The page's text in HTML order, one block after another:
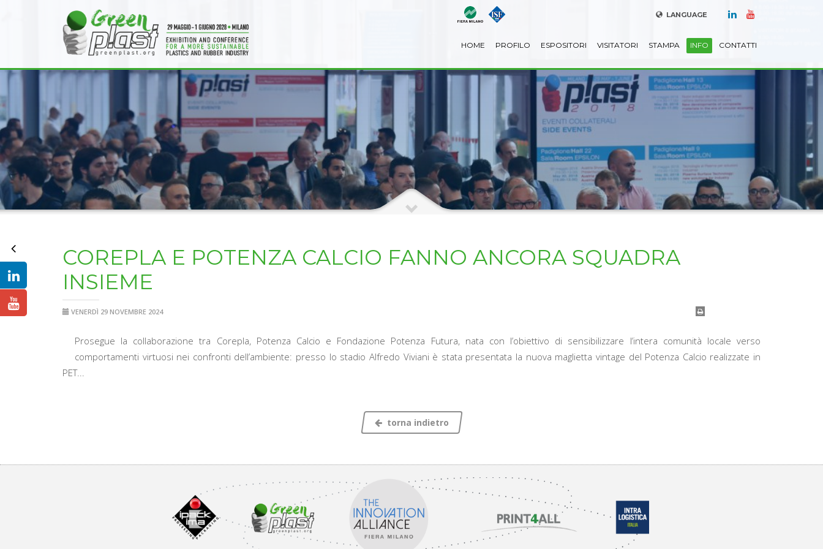
LANGUAGE
HOME PROFILO ESPOSITORI VISITATORI STAMPA INFO CONTATTI
COREPLA E POTENZA CALCIO FANNO ANCORA SQUADRA
INSIEME
VENERDÌ 29 NOVEMBRE 2024
Prosegue la collaborazione tra Corepla, Potenza Calcio e Fondazione Potenza Futura, nata con l’obiettivo di sensibilizzare l’intera comunità locale verso
comportamenti virtuosi nei confronti dell’ambiente: presso lo stadio Alfredo Viviani è stata presentata la nuova maglietta vintage del Potenza Calcio realizzate in
PET...
torna indietro